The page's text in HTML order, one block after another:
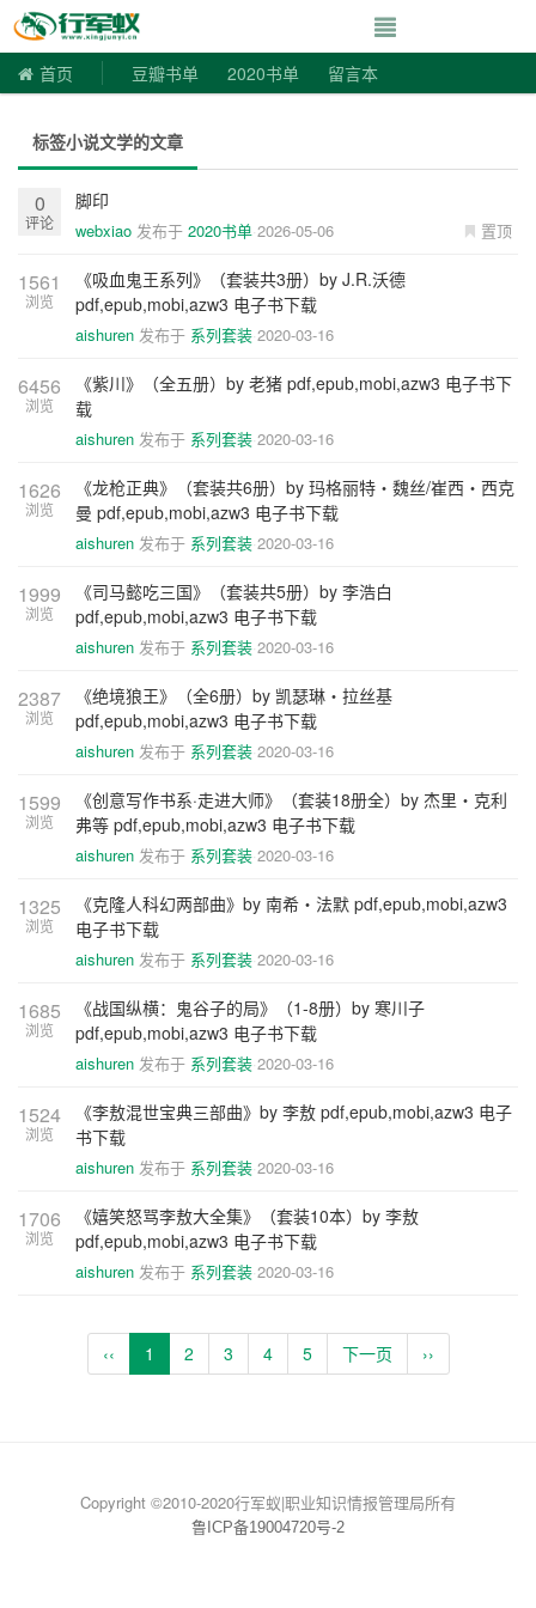
寻书令|走向自
首页 豆瓣书单 2020书单 留言本
标签小说文学的文章
0
评论
脚印
置顶
webxiao 发布于 2020书单 2026-05-06
1561
浏览
《吸血鬼王系列》（套装共3册）by J.R.沃德
pdf,epub,mobi,azw3 电子书下载
aishuren 发布于 系列套装 2020-03-16
6456
浏览
《紫川》（全五册）by 老猪 pdf,epub,mobi,azw3 电子书下
载
aishuren 发布于 系列套装 2020-03-16
1626
浏览
《龙枪正典》（套装共6册）by 玛格丽特・魏丝/崔西・西克
曼 pdf,epub,mobi,azw3 电子书下载
aishuren 发布于 系列套装 2020-03-16
1999
浏览
《司马懿吃三国》（套装共5册）by 李浩白
pdf,epub,mobi,azw3 电子书下载
aishuren 发布于 系列套装 2020-03-16
2387
浏览
《绝境狼王》（全6册）by 凯瑟琳・拉丝基
pdf,epub,mobi,azw3 电子书下载
aishuren 发布于 系列套装 2020-03-16
1599
浏览
《创意写作书系·走进大师》（套装18册全）by 杰里・克利
弗等 pdf,epub,mobi,azw3 电子书下载
aishuren 发布于 系列套装 2020-03-16
1325
浏览
《克隆人科幻两部曲》by 南希・法默 pdf,epub,mobi,azw3
电子书下载
aishuren 发布于 系列套装 2020-03-16
1685
浏览
《战国纵横：鬼谷子的局》（1-8册）by 寒川子
pdf,epub,mobi,azw3 电子书下载
aishuren 发布于 系列套装 2020-03-16
1524
浏览
《李敖混世宝典三部曲》by 李敖 pdf,epub,mobi,azw3 电子
书下载
aishuren 发布于 系列套装 2020-03-16
1706
浏览
《嬉笑怒骂李敖大全集》（套装10本）by 李敖
pdf,epub,mobi,azw3 电子书下载
aishuren 发布于 系列套装 2020-03-16
‹‹ 1 2 3 4 5 下一页 ››
Copyright ©2010-2020行军蚁|职业知识情报管理局所有
鲁ICP备19004720号-2